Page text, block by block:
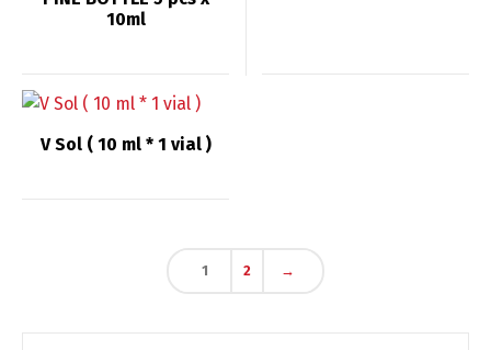
10ml
V Sol ( 10 ml * 1 vial )
1 2 →